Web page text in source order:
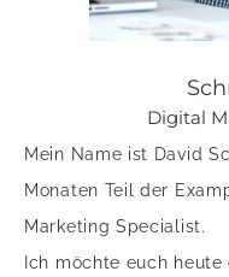
Digital
Mein Name ist David
Monaten Teil der
Marketing Specialist.
Ich möchte euch